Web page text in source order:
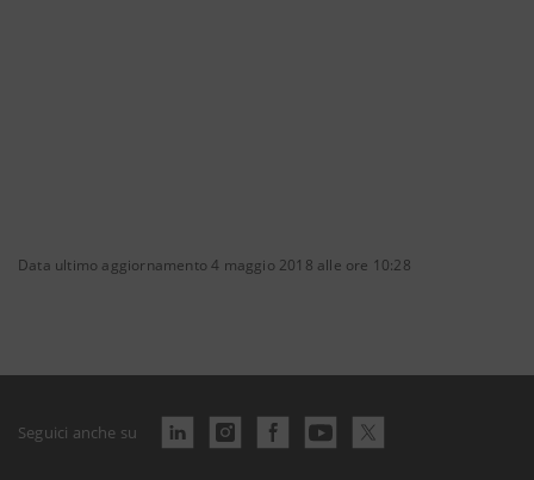
Data ultimo aggiornamento 4 maggio 2018 alle ore 10:28
Seguici anche su